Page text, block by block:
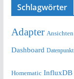
Schlagwörter
Adapter Ansichten
Dashboard Datenpunkt
Homematic InfluxDB